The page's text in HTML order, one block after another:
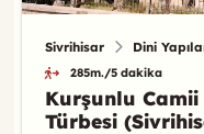
Sivrihisar Dini
285m./5 dakika
Kurşunlu
Türbesi